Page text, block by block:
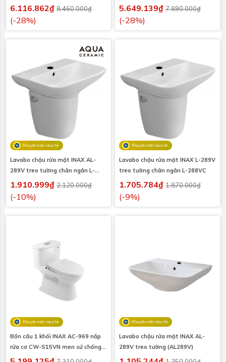
6.116.862₫ 8.460.000₫
(-28%)
5.649.139₫ 7.890.000₫
(-28%)
Khuyến mãi mùa hè
Lavabo chậu rửa mặt INAX AL-
289V treo tường chân ngắn L-
288VC
1.910.999₫ 2.120.000₫
(-10%)
Khuyến mãi mùa hè
Lavabo chậu rửa mặt INAX L-289V
treo tường chân ngắn L-288VC
1.705.784₫ 1.870.000₫
(-9%)
Khuyến mãi mùa hè
Bồn cầu 1 khối INAX AC-969 nắp
rửa cơ CW-S15VN men sứ chống
bám bẩn
Khuyến mãi mùa hè
Lavabo chậu rửa mặt INAX AL-
289V treo tường (AL289V)